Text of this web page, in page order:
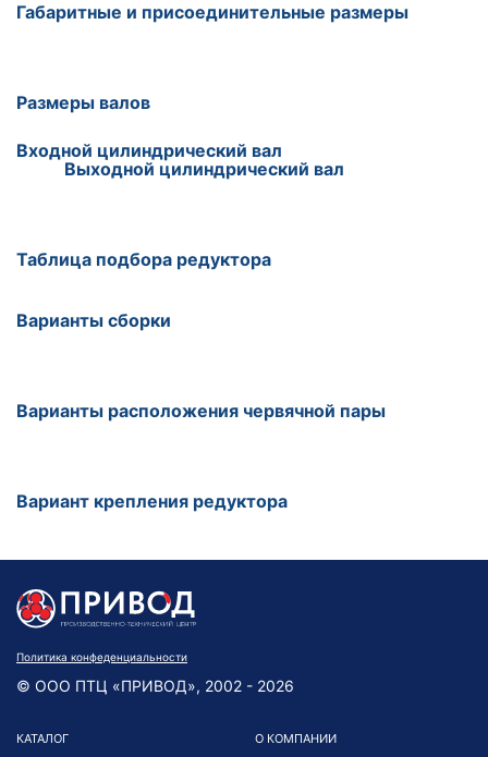
Габаритные и присоединительные размеры
Размеры валов
Входной цилиндрический вал
Выходной цилиндрический вал
Таблица подбора редуктора
Варианты сборки
Варианты расположения червячной пары
Вариант крепления редуктора
Политика конфеденциальности
© ООО ПТЦ «ПРИВОД», 2002 - 2026
КАТАЛОГ
О КОМПАНИИ